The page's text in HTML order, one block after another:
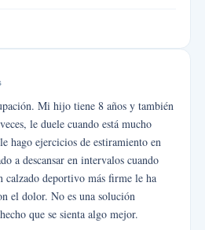
Mi hijo tiene 8 años y también
le duele cuando está mucho
hago ejercicios de estiramiento en
a descansar en intervalos cuando
calzado deportivo más firme le ha
el dolor. No es una solución
que se sienta algo mejor.